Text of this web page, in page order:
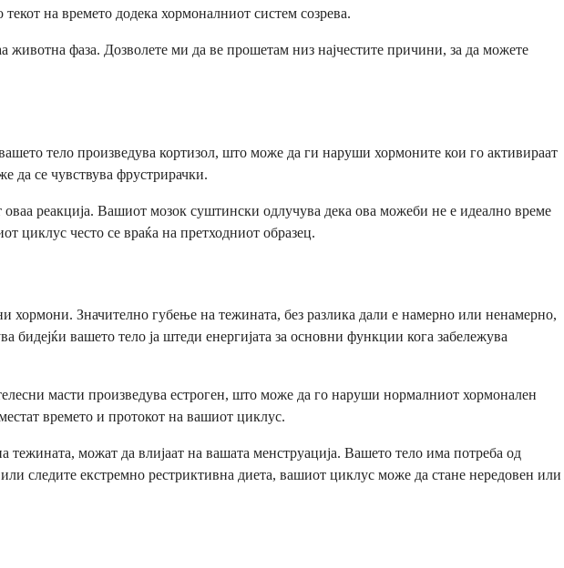
на времето додека хормоналниот систем созрева.
фаза. Дозволете ми да ве прошетам низ најчестите причини, за да можете
тело произведува кортизол, што може да ги наруши хормоните кои го активираат
да се чувствува фрустрирачки.
реакција. Вашиот мозок суштински одлучува дека ова можеби не е идеално време
циклус често се враќа на претходниот образец.
хормони. Значително губење на тежината, без разлика дали е намерно или ненамерно,
вашето тело ја штеди енергијата за основни функции кога забележува
масти произведува естроген, што може да го наруши нормалниот хормонален
времето и протокот на вашиот циклус.
можат да влијаат на вашата менструација. Вашето тело има потреба од
следите екстремно рестриктивна диета, вашиот циклус може да стане нередовен или